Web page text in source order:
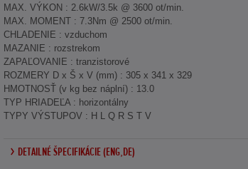
MAX. VÝKON : 2.6kW/3.5k @ 3600 ot/min.
MAX. MOMENT : 7.3Nm @ 2500 ot/min.
CHLADENIE : vzduchom
MAZANIE : rozstrekom
ZAPAĽOVANIE : tranzistorové
ROZMERY D x Š x V (mm) : 305 x 341 x 329
HMOTNOSŤ (v kg bez náplní) : 13.0
TYP HRIADEĽA : horizontálny
TYPY VÝSTUPOV : H L Q R S T V
DETAILNÉ ŠPECIFIKÁCIE (ENG,DE)